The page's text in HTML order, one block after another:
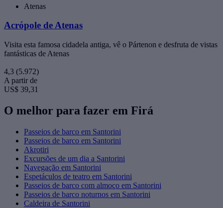
Atenas
Acrópole de Atenas
Visita esta famosa cidadela antiga, vê o Pártenon e desfruta de vistas
fantásticas de Atenas
4,3 (5.972)
A partir de
US$ 39,31
O melhor para fazer em Firá
Passeios de barco em Santorini
Passeios de barco em Santorini
Akrotiri
Excursões de um dia a Santorini
Navegação em Santorini
Espetáculos de teatro em Santorini
Passeios de barco com almoço em Santorini
Passeios de barco noturnos em Santorini
Caldeira de Santorini